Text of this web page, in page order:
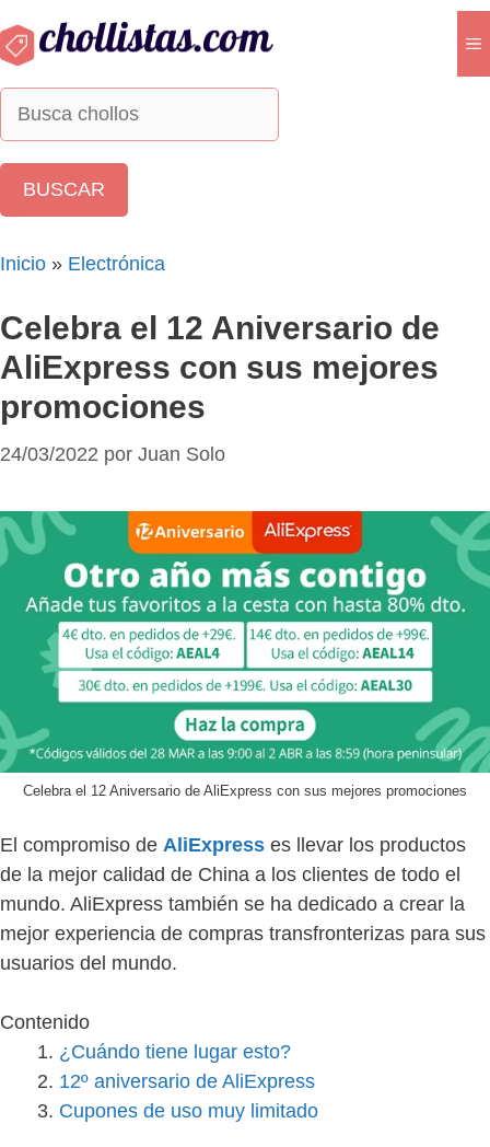
al
contenido
Inicio » Electrónica
Celebra el 12 Aniversario de
AliExpress con sus mejores
promociones
24/03/2022 por Juan Solo
Celebra el 12 Aniversario de AliExpress con sus mejores promociones
El compromiso de AliExpress es llevar los productos
de la mejor calidad de China a los clientes de todo el
mundo. AliExpress también se ha dedicado a crear la
mejor experiencia de compras transfronterizas para sus
usuarios del mundo.
Contenido
¿Cuándo tiene lugar esto?
12º aniversario de AliExpress
Cupones de uso muy limitado